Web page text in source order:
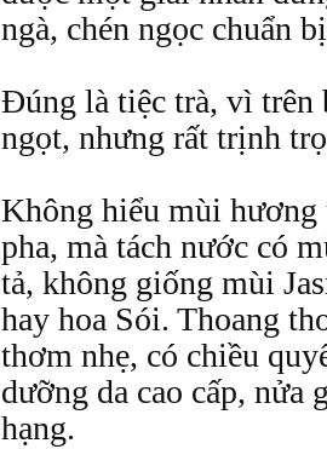
ngà, chén ngọc chuẩn
Đúng là tiệc trà, vì trên
ngọt, nhưng rất trịnh
Không hiểu mùi
pha, mà tách nước có
tả, không giống mùi
hay hoa Sói. Thoang
thơm nhẹ, có chiều
dưỡng da cao cấp, nửa
hạng.